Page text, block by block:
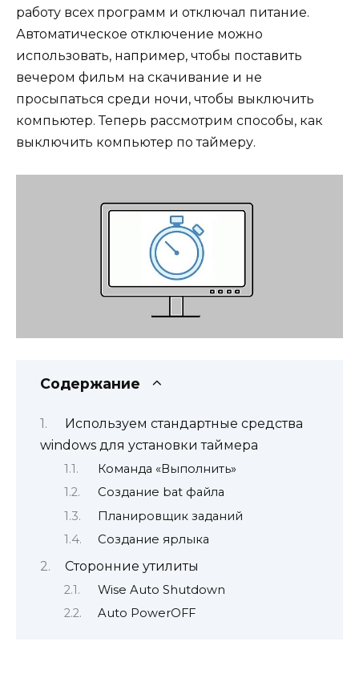
работу всех программ и отключал питание.
Автоматическое отключение можно
использовать, например, чтобы поставить
вечером фильм на скачивание и не
просыпаться среди ночи, чтобы выключить
компьютер. Теперь рассмотрим способы, как
выключить компьютер по таймеру.
Содержание
Используем стандартные средства
windows для установки таймера
Команда «Выполнить»
Создание bat файла
Планировщик заданий
Создание ярлыка
Сторонние утилиты
Wise Auto Shutdown
Auto PowerOFF